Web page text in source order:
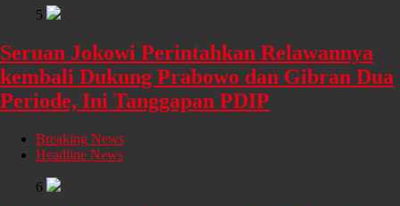
5
Seruan Jokowi Perintahkan Relawannya
kembali Dukung Prabowo dan Gibran Dua
Periode, Ini Tanggapan PDIP
Breaking News
Headline News
6